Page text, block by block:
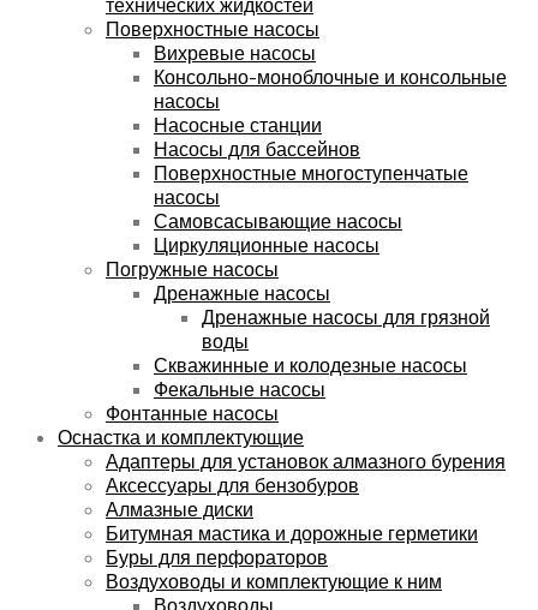
Поверхностные насосы
Вихревые насосы
Консольно-моноблочные и консольные
насосы
Насосные станции
Насосы для бассейнов
Поверхностные многоступенчатые
насосы
Самовсасывающие насосы
Циркуляционные насосы
Погружные насосы
Дренажные насосы
Дренажные насосы для грязной
воды
Скважинные и колодезные насосы
Фекальные насосы
Фонтанные насосы
Оснастка и комплектующие
Адаптеры для установок алмазного бурения
Аксессуары для бензобуров
Алмазные диски
Битумная мастика и дорожные герметики
Буры для перфораторов
Воздуховоды и комплектующие к ним
Воздуховоды